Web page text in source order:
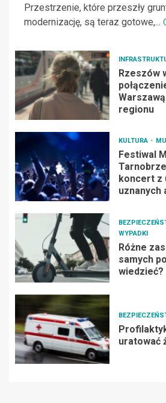
Przestrzenie, które przeszły
modernizację, są teraz gotowe,...
Rzeszów
regionu
KULTURA
Festiwal
koncert z
uznanych
WYPADKI
Różne
samych
wiedzieć?
uratować